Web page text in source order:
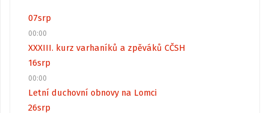
07srp
00:00
XXXIII. kurz varhaníků a zpěváků CČSH
16srp
00:00
Letní duchovní obnovy na Lomci
26srp